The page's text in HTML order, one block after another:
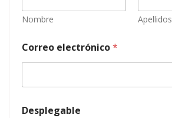
t
r
n
i
c
*
Nombre Apellidos
Correo electrónico*
Desplegable